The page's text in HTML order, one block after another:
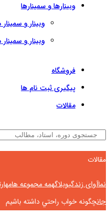
وبینارها و سمینارها
وبینار و
وبینار و
فروشگاه
پیگیری ثبت نام ها
مقالات
مقالات
نماآوای زندگیوبلاگهمه مجموعه ها
جانچگونه خواب راحتي داشته باشيم